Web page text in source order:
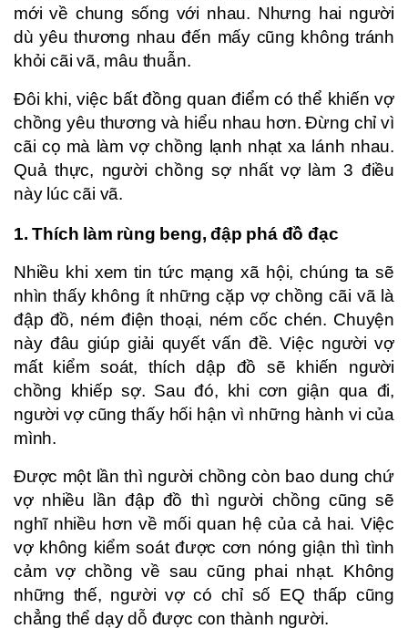
mới về chung sống với nhau. Nhưng hai người
dù yêu thương nhau đến mấy cũng không tránh
khỏi cãi vã, mâu thuẫn.
Đôi khi, việc bất đồng quan điểm có thể khiến vợ
chồng yêu thương và hiểu nhau hơn. Đừng chỉ vì
cãi cọ mà làm vợ chồng lạnh nhạt xa lánh nhau.
Quả thực, người chồng sợ nhất vợ làm 3 điều
này lúc cãi vã.
1. Thích làm rùng beng, đập phá đồ đạc
Nhiều khi xem tin tức mạng xã hội, chúng ta sẽ
nhìn thấy không ít những cặp vợ chồng cãi vã là
đập đồ, ném điện thoại, ném cốc chén. Chuyện
này đâu giúp giải quyết vấn đề. Việc người vợ
mất kiểm soát, thích dập đồ sẽ khiến người
chồng khiếp sợ. Sau đó, khi cơn giận qua đi,
người vợ cũng thấy hối hận vì những hành vi của
mình.
Được một lần thì người chồng còn bao dung chứ
vợ nhiều lần đập đồ thì người chồng cũng sẽ
nghĩ nhiều hơn về mối quan hệ của cả hai. Việc
vợ không kiểm soát được cơn nóng giận thì tình
cảm vợ chồng về sau cũng phai nhạt. Không
những thế, người vợ có chỉ số EQ thấp cũng
chẳng thể dạy dỗ được con thành người.